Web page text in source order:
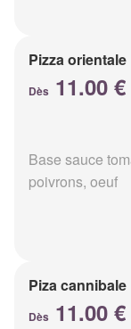
Pizza orientale
Dès 11.00 €
Base sauce
poivrons, oeuf
Piza cannibale
Dès 11.00 €